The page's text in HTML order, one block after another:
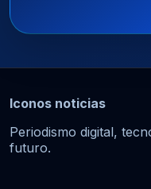
Iconos noticias
Periodismo digital,
futuro.